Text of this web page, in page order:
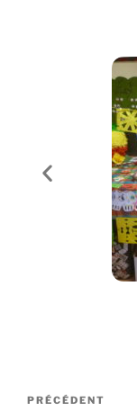
PRÉCÉDENT